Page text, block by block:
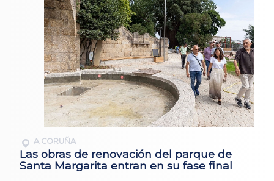
A CORUÑA
Las obras de renovación del parque de
Santa Margarita entran en su fase final